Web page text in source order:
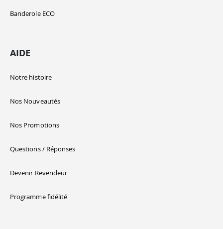
Banderole ECO
AIDE
Notre histoire
Nos Nouveautés
Nos Promotions
Questions / Réponses
Devenir Revendeur
Programme fidélité